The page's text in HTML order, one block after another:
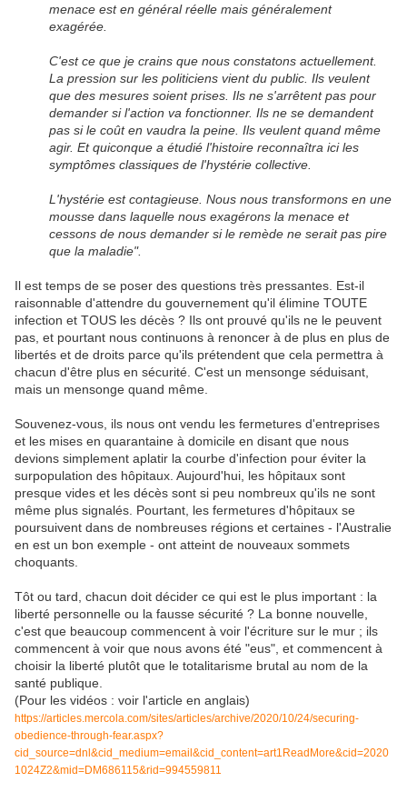
menace est en général réelle mais généralement
exagérée.
C'est ce que je crains que nous constatons actuellement.
La pression sur les politiciens vient du public. Ils veulent
que des mesures soient prises. Ils ne s'arrêtent pas pour
demander si l'action va fonctionner. Ils ne se demandent
pas si le coût en vaudra la peine. Ils veulent quand même
agir. Et quiconque a étudié l'histoire reconnaîtra ici les
symptômes classiques de l'hystérie collective.
L'hystérie est contagieuse. Nous nous transformons en une
mousse dans laquelle nous exagérons la menace et
cessons de nous demander si le remède ne serait pas pire
que la maladie".
Il est temps de se poser des questions très pressantes. Est-il
raisonnable d'attendre du gouvernement qu'il élimine TOUTE
infection et TOUS les décès ? Ils ont prouvé qu'ils ne le peuvent
pas, et pourtant nous continuons à renoncer à de plus en plus de
libertés et de droits parce qu'ils prétendent que cela permettra à
chacun d'être plus en sécurité. C'est un mensonge séduisant,
mais un mensonge quand même.
Souvenez-vous, ils nous ont vendu les fermetures d'entreprises
et les mises en quarantaine à domicile en disant que nous
devions simplement aplatir la courbe d'infection pour éviter la
surpopulation des hôpitaux. Aujourd'hui, les hôpitaux sont
presque vides et les décès sont si peu nombreux qu'ils ne sont
même plus signalés. Pourtant, les fermetures d'hôpitaux se
poursuivent dans de nombreuses régions et certaines - l'Australie
en est un bon exemple - ont atteint de nouveaux sommets
choquants.
Tôt ou tard, chacun doit décider ce qui est le plus important : la
liberté personnelle ou la fausse sécurité ? La bonne nouvelle,
c'est que beaucoup commencent à voir l'écriture sur le mur ; ils
commencent à voir que nous avons été "eus", et commencent à
choisir la liberté plutôt que le totalitarisme brutal au nom de la
santé publique.
(Pour les vidéos : voir l'article en anglais)
https://articles.mercola.com/sites/articles/archive/2020/10/24/securing-
obedience-through-fear.aspx?
cid_source=dnl&cid_medium=email&cid_content=art1ReadMore&cid=2020
1024Z2&mid=DM686115&rid=994559811